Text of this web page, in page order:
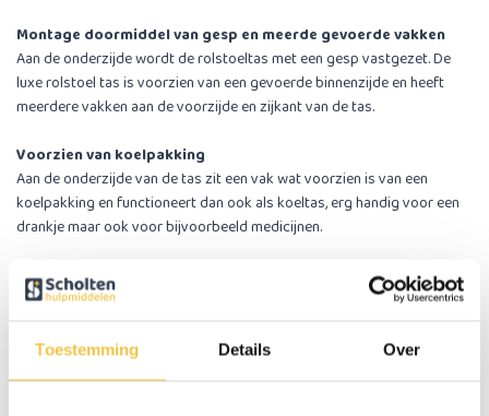
Toestemming Details Over
Montage doormiddel van gesp en meerde gevoerde vakken
Aan de onderzijde wordt de rolstoeltas met een gesp vastgezet. De
luxe rolstoel tas is voorzien van een gevoerde binnenzijde en heeft
meerdere vakken aan de voorzijde en zijkant van de tas.
Voorzien van koelpakking
Aan de onderzijde van de tas zit een vak wat voorzien is van een
koelpakking en functioneert dan ook als koeltas, erg handig voor een
drankje maar ook voor bijvoorbeeld medicijnen.
Multifunctioneel en voorzien van handvat
De luxe rolstoeltas is tevens een volwaardige rugzak en is dan ook
De rolstoeltas is aan de bovenzijde voorzien van een handvat. De